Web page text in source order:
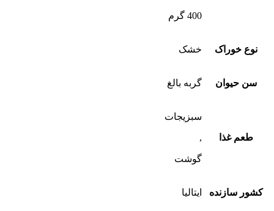
400 گرم
نوع خوراک خشک
سن حیوان گربه بالغ
طعم غذا
سبزیجات
,
گوشت
کشور سازنده ایتالیا